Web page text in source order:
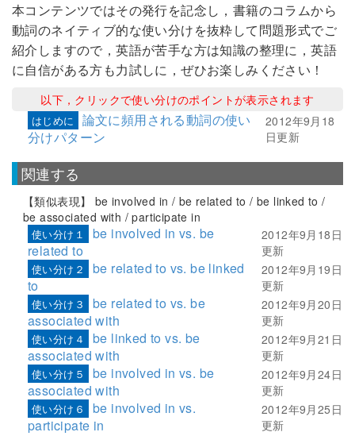
本コンテンツではその発行を記念し，書籍のコラムから
動詞のネイティブ的な使い分けを抜粋して問題形式でご
紹介しますので，英語が苦手な方は知識の整理に，英語
に自信がある方も力試しに，ぜひお楽しみください！
以下，クリックで使い分けのポイントが表示されます
はじめに
論文に頻用される動詞の使い
分けパターン
2012年9月18
日更新
関連する
【類似表現】 be involved in / be related to / be linked to /
be associated with / participate in
使い分け１
be involved in vs. be
related to
2012年9月18日
更新
使い分け２
be related to vs. be linked
to
2012年9月19日
更新
使い分け３
be related to vs. be
associated with
2012年9月20日
更新
使い分け４
be linked to vs. be
associated with
2012年9月21日
更新
使い分け５
be involved in vs. be
associated with
2012年9月24日
更新
使い分け６
be involved in vs.
participate in
2012年9月25日
更新